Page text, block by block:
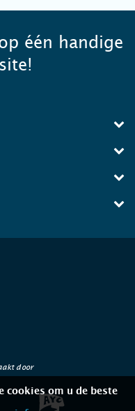
één handige
door
cookies om u de beste